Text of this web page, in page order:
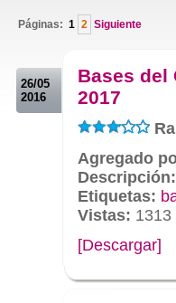
Páginas: 1 2 Siguiente
26/05
2016
Bases del
2017
Agregado
Descripción:
Etiquetas:
Vistas: 1313
[Descargar]